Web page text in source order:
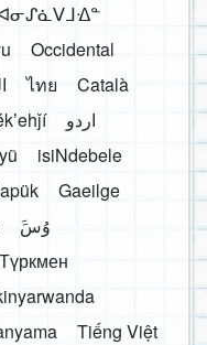
Occidental
ไทย
Català
اردو
isiNdebele
Gaeilge
َوُسَ
Tiếng Việt